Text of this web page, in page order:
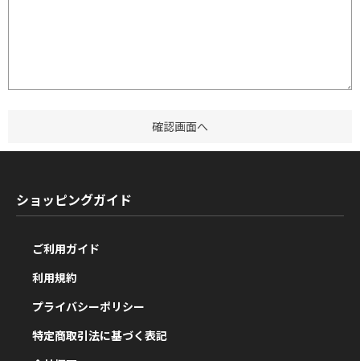
ショッピングガイド
ご利用ガイド
利用規約
プライバシーポリシー
特定商取引法に基づく表記